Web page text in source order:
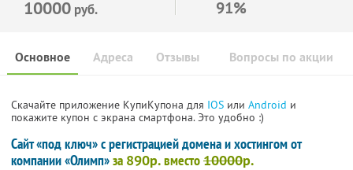
10000 руб. 91%
Основное Отзывы Вопросы по акции
Адреса
Скачайте приложение КупиКупона для IOS или Android и
покажите купон с экрана смартфона. Это удобно :)
Сайт «под ключ» с регистрацией домена и хостингом от
компании «Олимп»за 890р.вместо10000р.